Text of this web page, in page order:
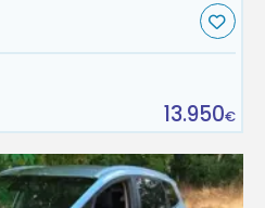
13.950€